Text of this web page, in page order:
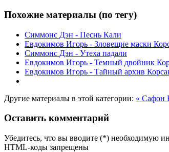
Похожие материалы (по тегу)
Симмонс Дэн - Песнь Кали
Евдокимов Игорь - Зловещие маски
Симмонс Дэн - Утеха падали
Евдокимов Игорь - Темный двойник
Евдокимов Игорь - Тайный архив
Другие материалы в этой категории: « Сафон
Оставить комментарий
Убедитесь, что вы вводите (*) необходимую
HTML-коды запрещены